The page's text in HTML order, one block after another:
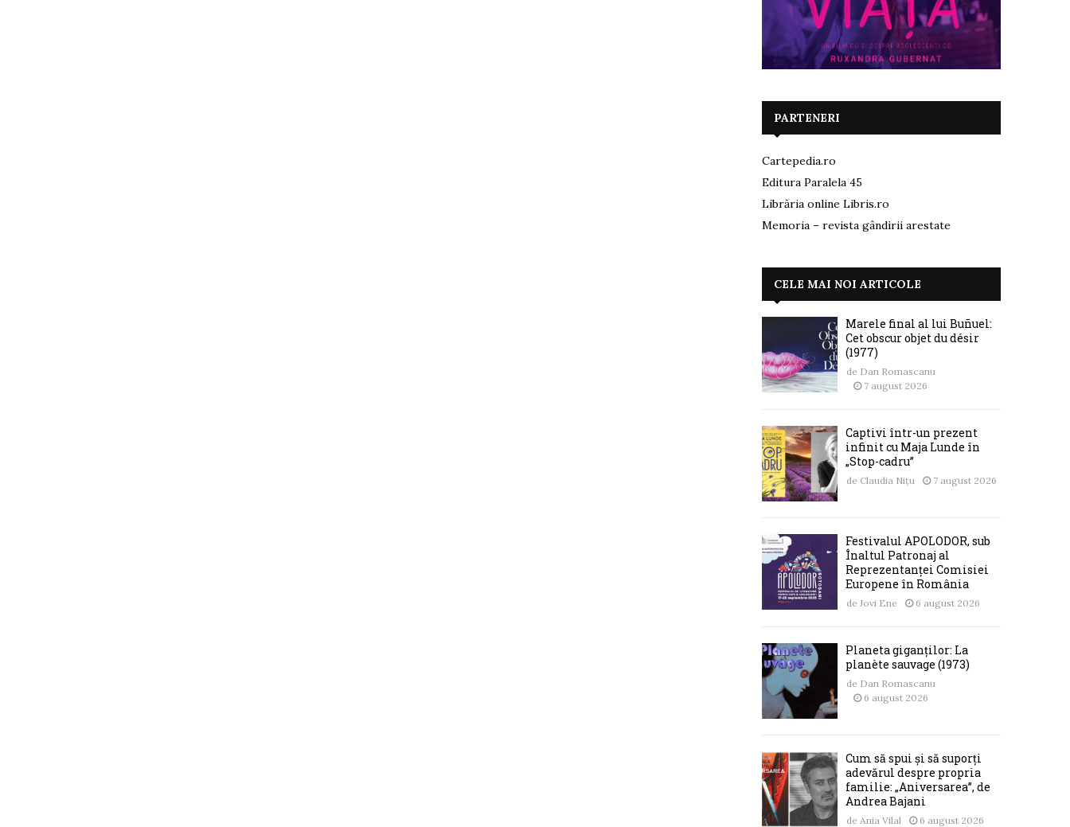
PARTENERI
Cartepedia.ro
Editura Paralela 45
Librăria online Libris.ro
Memoria – revista gândirii arestate
CELE MAI NOI ARTICOLE
Marele final al lui Buñuel:
Cet obscur objet du désir
(1977)
de Dan Romascanu
7 august 2026
Captivi într-un prezent
infinit cu Maja Lunde în
„Stop-cadru”
de Claudia Nițu 7 august 2026
Festivalul APOLODOR, sub
Înaltul Patronaj al
Reprezentanței Comisiei
Europene în România
de Jovi Ene 6 august 2026
Planeta giganților: La
planète sauvage (1973)
de Dan Romascanu
6 august 2026
Cum să spui și să suporți
adevărul despre propria
familie: „Aniversarea”, de
Andrea Bajani
de Ania Vilal 6 august 2026